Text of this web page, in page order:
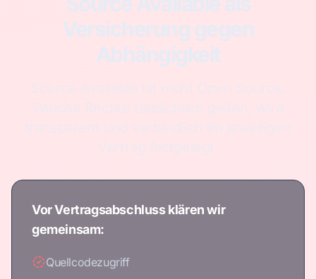
Versicherung gegen
Abhängigkeit
Vor Vertragsabschluss klären wir
gemeinsam:
Quellcodezugriff